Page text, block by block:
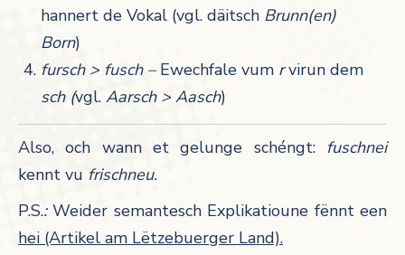
hannert de Vokal (vgl. däitsch Brunn(en)
Born)
fursch > fusch –Ewechfale vum rvirun dem
sch (vgl. Aarsch > Aasch)
Also, och wann et gelunge schéngt: fuschnei
kennt vu frischneu.
P.S.:Weider semantesch Explikatioune fënnt een
hei (Artikel am Lëtzebuerger Land).